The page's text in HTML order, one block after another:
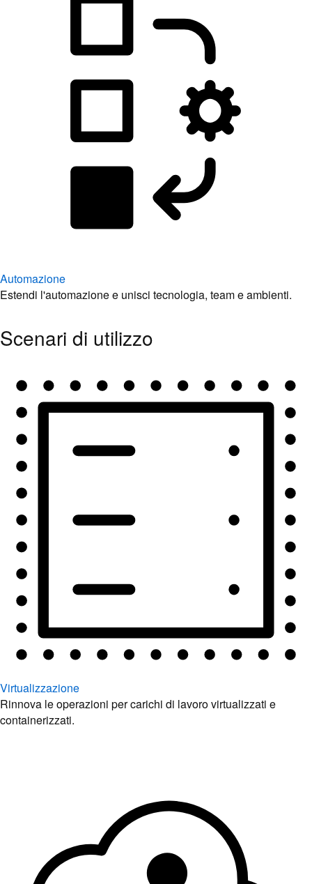
Automazione
Estendi l'automazione e unisci tecnologia, team e ambienti.
Scenari di utilizzo
Virtualizzazione
Rinnova le operazioni per carichi di lavoro virtualizzati e
containerizzati.